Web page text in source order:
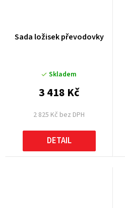
Sada ložisek převodovky
Skladem
2 825 Kč bez DPH
3 418 Kč
DETAIL